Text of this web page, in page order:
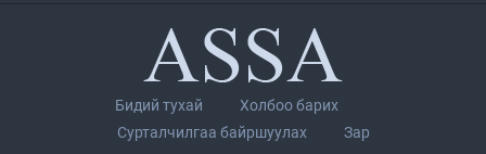
Нийслэлийн Засаг дарга бөгөөд
Улаанбаатар хотын Захирагч
Б.Пүрэвдагва ХУД-ийн 12,13, 14-р
ажиллалаа
2026.08.04
Монгол Улс “COP17”-д “Тал хээрийн
Бидий тухай
Холбоо барих
Сурталчилгаа байршуулах
Зар